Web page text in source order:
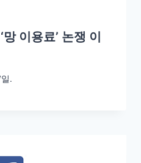
이용료’ 논쟁 이
.